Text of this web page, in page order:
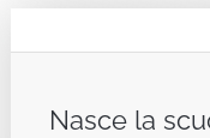
Nasce la